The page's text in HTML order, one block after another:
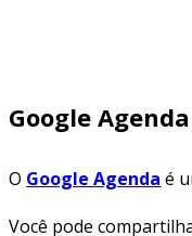
Google Agenda
O Google Agenda é
Você pode